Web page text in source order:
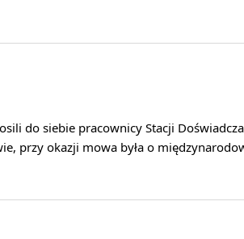
do siebie pracownicy Stacji
przy okazji mowa była o